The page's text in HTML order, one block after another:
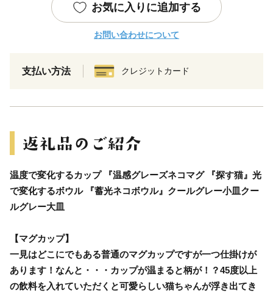
お気に入りに追加する
お問い合わせについて
支払い方法 クレジットカード
温度で変化するカップ 『温感グレーズネコマグ 『探す猫』光
で変化するボウル 『蓄光ネコボウル』クールグレー小皿クー
ルグレー大皿
【マグカップ】
一見はどこにでもある普通のマグカップですが一つ仕掛けが
あります！なんと・・・カップが温まると柄が！？45度以上
の飲料を入れていただくと可愛らしい猫ちゃんが浮き出てき